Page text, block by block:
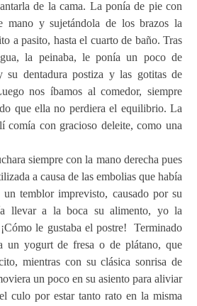
de la cama. La ponía de pie con
mano y sujetándola de los brazos la
a pasito, hasta el cuarto de baño. Tras
la peinaba, le ponía un poco de
dentadura postiza y las gotitas de
nos íbamos al comedor, siempre
que ella no perdiera el equilibrio. La
comía con gracioso deleite, como una
siempre con la mano derecha pues
a causa de las embolias que había
temblor imprevisto, causado por su
llevar a la boca su alimento, yo la
le gustaba el postre!
Terminado
un yogurt de fresa o de plátano, que
mientras con su clásica sonrisa de
un poco en su asiento para aliviar
culo por estar tanto rato en la misma